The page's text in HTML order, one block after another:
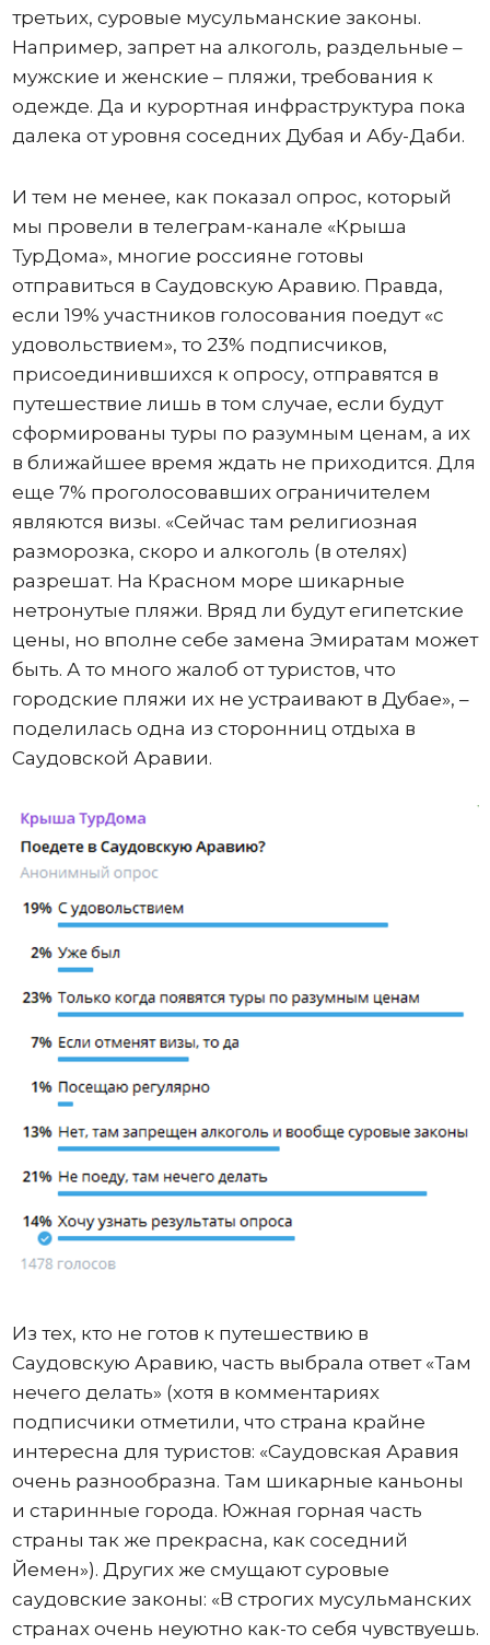
третьих, суровые мусульманские законы.
Например, запрет на алкоголь, раздельные –
мужские и женские – пляжи, требования к
одежде. Да и курортная инфраструктура пока
далека от уровня соседних Дубая и Абу-Даби.
И тем не менее, как показал опрос, который
мы провели в телеграм-канале «Крыша
ТурДома», многие россияне готовы
отправиться в Саудовскую Аравию. Правда,
если 19% участников голосования поедут «с
удовольствием», то 23% подписчиков,
присоединившихся к опросу, отправятся в
путешествие лишь в том случае, если будут
сформированы туры по разумным ценам, а их
в ближайшее время ждать не приходится. Для
еще 7% проголосовавших ограничителем
являются визы. «Сейчас там религиозная
разморозка, скоро и алкоголь (в отелях)
разрешат. На Красном море шикарные
нетронутые пляжи. Вряд ли будут египетские
цены, но вполне себе замена Эмиратам может
быть. А то много жалоб от туристов, что
городские пляжи их не устраивают в Дубае», –
поделилась одна из сторонниц отдыха в
Саудовской Аравии.
Из тех, кто не готов к путешествию в
Саудовскую Аравию, часть выбрала ответ «Там
нечего делать» (хотя в комментариях
подписчики отметили, что страна крайне
интересна для туристов: «Саудовская Аравия
очень разнообразна. Там шикарные каньоны
и старинные города. Южная горная часть
страны так же прекрасна, как соседний
Йемен»). Других же смущают суровые
саудовские законы: «В строгих мусульманских
странах очень неуютно как-то себя чувствуешь.